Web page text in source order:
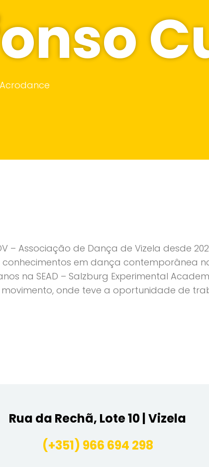
– Associação de Dança de Vizela desde
conhecimentos em dança contemporânea
na SEAD – Salzburg Experimental
onde teve a oportunidade de
Rua da Rechã, Lote 10 | Vizela
(+351) 966 694 298